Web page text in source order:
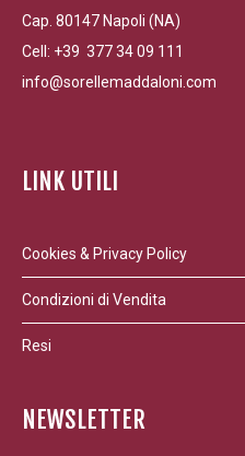
Cap. 80147 Napoli (NA)
Cell: +39 377 34 09 111
info@sorellemaddaloni.com
LINK UTILI
Cookies & Privacy Policy
Condizioni di Vendita
Resi
NEWSLETTER